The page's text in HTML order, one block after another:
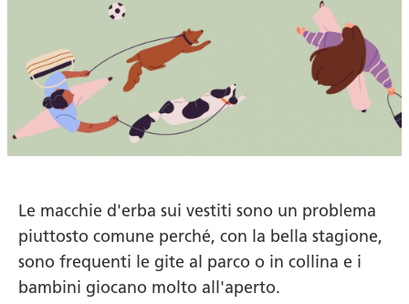
Le macchie d'erba sui vestiti sono un problema
piuttosto comune perché, con la bella stagione,
sono frequenti le gite al parco o in collina e i
bambini giocano molto all'aperto.